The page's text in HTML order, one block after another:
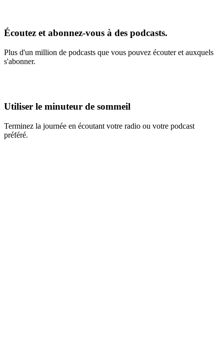
Écoutez et abonnez-vous à des podcasts.
Plus d'un million de podcasts que vous pouvez écouter et auxquels
s'abonner.
Utiliser le minuteur de sommeil
Terminez la journée en écoutant votre radio ou votre podcast
préféré.